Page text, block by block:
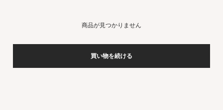
商品が見つかりません
買い物を続ける